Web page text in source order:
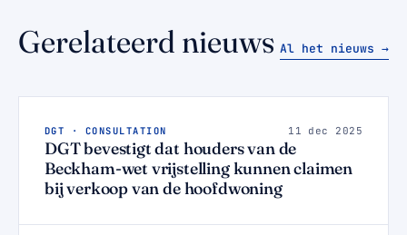
Gerelateerd nieuws Al het nieuws →
DGT · CONSULTATION 11 dec 2025
DGT bevestigt dat houders van de
Beckham-wet vrijstelling kunnen claimen
bij verkoop van de hoofdwoning